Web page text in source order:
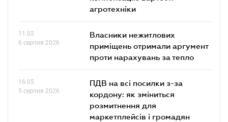
агротехніки
11.02
6 серпня 2026
Власники нежитлових
приміщень отримали аргумент
проти нарахувань за тепло
16.05
5 серпня 2026
ПДВ на всі посилки з-за
кордону: як зміниться
розмитнення для
маркетплейсів і громадян